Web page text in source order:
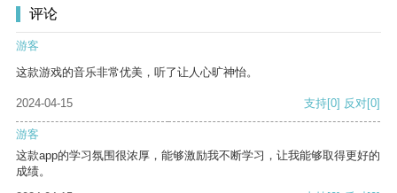
评论
游客
这款游戏的音乐非常优美，听了让人心旷神怡。
2024-04-15 支持[0] 反对[0]
游客
这款app的学习氛围很浓厚，能够激励我不断学习，让我能够取得更好的
成绩。